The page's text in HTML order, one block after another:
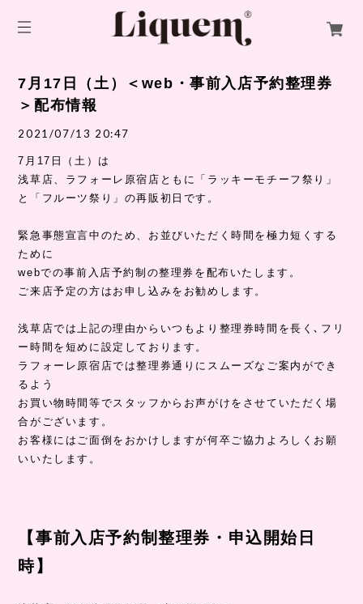
7月17日（土）＜web・事前入店予約整理券
＞配布情報
2021/07/13 20:47
7月17日（土）は
浅草店、ラフォーレ原宿店ともに「ラッキーモチーフ祭り」
と「フルーツ祭り」の再販初日です。
緊急事態宣言中のため、お並びいただく時間を極力短くする
ために
webでの事前入店予約制の整理券を配布いたします。
ご来店予定の方はお申し込みをお勧めします。
浅草店では上記の理由からいつもより整理券時間を長く､フリ
ー時間を短めに設定しております。
ラフォーレ原宿店では整理券通りにスムーズなご案内ができ
るよう
お買い物時間等でスタッフからお声がけをさせていただく場
合がございます。
お客様にはご面倒をおかけしますが何卒ご協力よろしくお願
いいたします。
【事前入店予約制整理券・申込開始日
時】